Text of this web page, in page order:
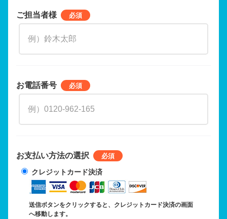
ご担当者様
お電話番号
お支払い方法の選択
クレジットカード決済
送信ボタンをクリックすると、クレジットカード決済の画面
へ移動します。